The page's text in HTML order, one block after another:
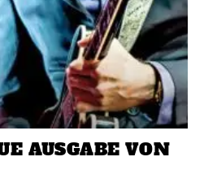
AUSGABE VON